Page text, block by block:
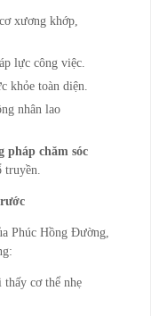
xương khớp,
lực công việc.
khỏe toàn diện.
nhân lao
pháp chăm sóc
truyền.
Phúc Hồng Đường,
thấy cơ thể nhẹ